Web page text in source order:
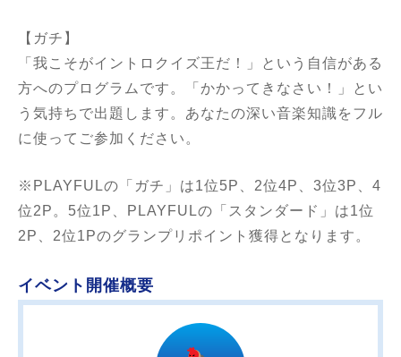
【ガチ】
「我こそがイントロクイズ王だ！」という自信がある
方へのプログラムです。「かかってきなさい！」とい
う気持ちで出題します。あなたの深い音楽知識をフル
に使ってご参加ください。
※PLAYFULの「ガチ」は1位5P、2位4P、3位3P、4
位2P。5位1P、PLAYFULの「スタンダード」は1位
2P、2位1Pのグランプリポイント獲得となります。
イベント開催概要